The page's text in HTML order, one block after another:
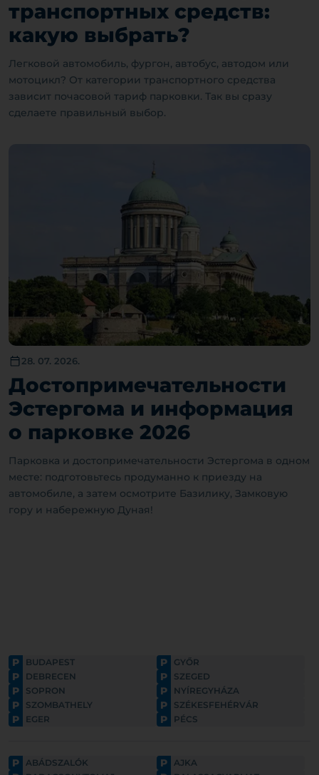
транспортных средств:
какую выбрать?
Легковой автомобиль, фургон, автобус, автодом или
мотоцикл? От категории транспортного средства
зависит почасовой тариф парковки. Так вы сразу
сделаете правильный выбор.
28. 07. 2026.
Достопримечательности
Эстергома и информация
о парковке 2026
Парковка и достопримечательности Эстергома в одном
месте: подготовьтесь продуманно к приезду на
автомобиле, а затем осмотрите Базилику, Замковую
гору и набережную Дуная!
P BUDAPEST P GYŐR
P DEBRECEN P SZEGED
P SOPRON P NYÍREGYHÁZA
P SZOMBATHELY P SZÉKESFEHÉRVÁR
P EGER P PÉCS
P ABÁDSZALÓK P AJKA